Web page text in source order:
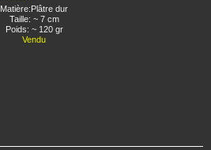
Matière:Plâtre dur
Taille: ~ 7 cm
Poids: ~ 120 gr
Vendu